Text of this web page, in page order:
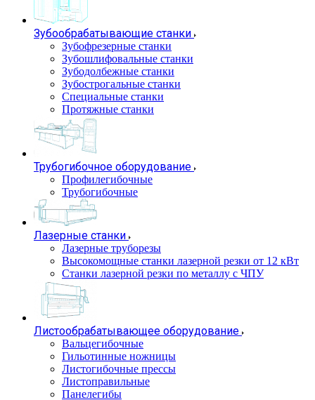
Зубообрабатывающие станки
Зубофрезерные станки
Зубошлифовальные станки
Зубодолбежные станки
Зубострогальные станки
Специальные станки
Протяжные станки
Трубогибочное оборудование
Профилегибочные
Трубогибочные
Лазерные станки
Лазерные труборезы
Высокомощные станки лазерной резки от 12 кВт
Станки лазерной резки по металлу с ЧПУ
Листообрабатывающее оборудование
Вальцегибочные
Гильотинные ножницы
Листогибочные прессы
Листоправильные
Панелегибы